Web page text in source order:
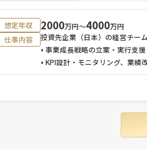
想定年収 2000万円〜4000万円
仕事内容
投資先企業（日本）の経営チー
• 事業成長戦略の立案・実行支援
• KPI設計・モニタリング、業績